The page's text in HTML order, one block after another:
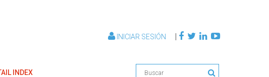
INICIAR SESIÓN |
INDEX